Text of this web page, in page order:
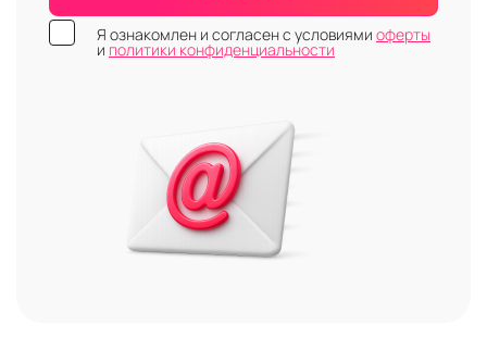
Я ознакомлен и согласен с условиями оферты
и политики конфиденциальности